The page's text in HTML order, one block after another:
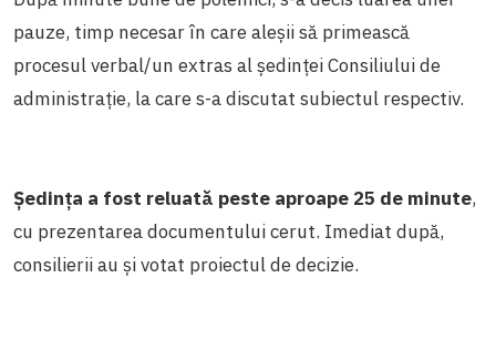
pauze, timp necesar în care aleșii să primească
procesul verbal/un extras al ședinței Consiliului de
administrație, la care s-a discutat subiectul respectiv.
Ședința a fost reluată peste aproape 25 de minute,
cu prezentarea documentului cerut. Imediat după,
consilierii au și votat proiectul de decizie.